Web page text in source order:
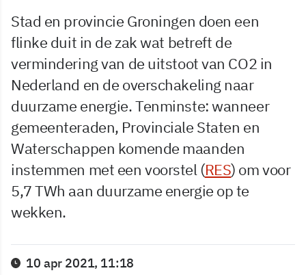
Stad en provincie Groningen doen een
flinke duit in de zak wat betreft de
vermindering van de uitstoot van CO2 in
Nederland en de overschakeling naar
duurzame energie. Tenminste: wanneer
gemeenteraden, Provinciale Staten en
Waterschappen komende maanden
instemmen met een voorstel (RES) om voor
5,7 TWh aan duurzame energie op te
wekken.
10 apr 2021, 11:18